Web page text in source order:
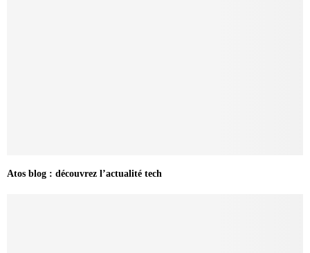
Atos blog : découvrez l’actualité tech